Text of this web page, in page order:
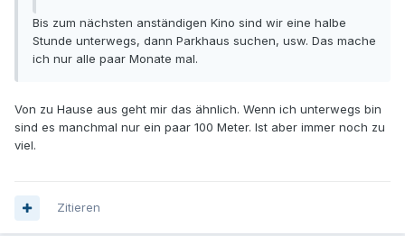
Bis zum nächsten anständigen Kino sind wir eine halbe
Stunde unterwegs, dann Parkhaus suchen, usw. Das mache
ich nur alle paar Monate mal.
Von zu Hause aus geht mir das ähnlich. Wenn ich unterwegs bin
sind es manchmal nur ein paar 100 Meter. Ist aber immer noch zu
viel.
Zitieren